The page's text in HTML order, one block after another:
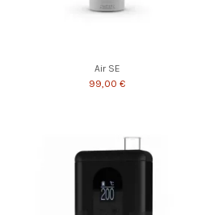
Air SE
99,00 €